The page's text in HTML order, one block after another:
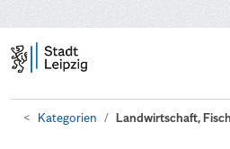
Kategorien Landwirtschaft,